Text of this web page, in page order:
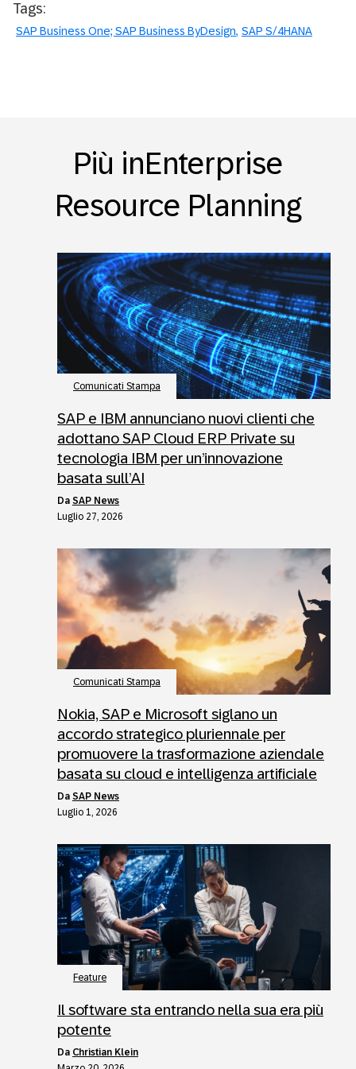
Tags:
SAP Business One; SAP Business ByDesign SAP S/4HANA
Più inEnterprise
Resource Planning
Comunicati Stampa
SAP e IBM annunciano nuovi clienti che
adottano SAP Cloud ERP Private su
tecnologia IBM per un’innovazione
basata sull’AI
da SAP News
Luglio 27, 2026
Comunicati Stampa
Nokia, SAP e Microsoft siglano un
accordo strategico pluriennale per
promuovere la trasformazione aziendale
basata su cloud e intelligenza artificiale
da SAP News
Luglio 1, 2026
Feature
Il software sta entrando nella sua era più
potente
da Christian Klein